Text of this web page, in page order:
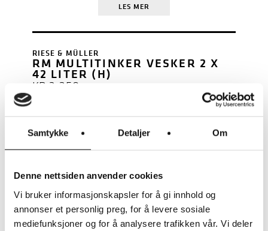
Samtykke Detaljer Om
Denne nettsiden anvender cookies
Vi bruker informasjonskapsler for å gi innhold og
annonser et personlig preg, for å levere sosiale
mediefunksjoner og for å analysere trafikken vår. Vi deler
LES MER
RIESE & MÜLLER
RM MULTITINKER VESKER 2 X
42 LITER (H)
KR 3.250